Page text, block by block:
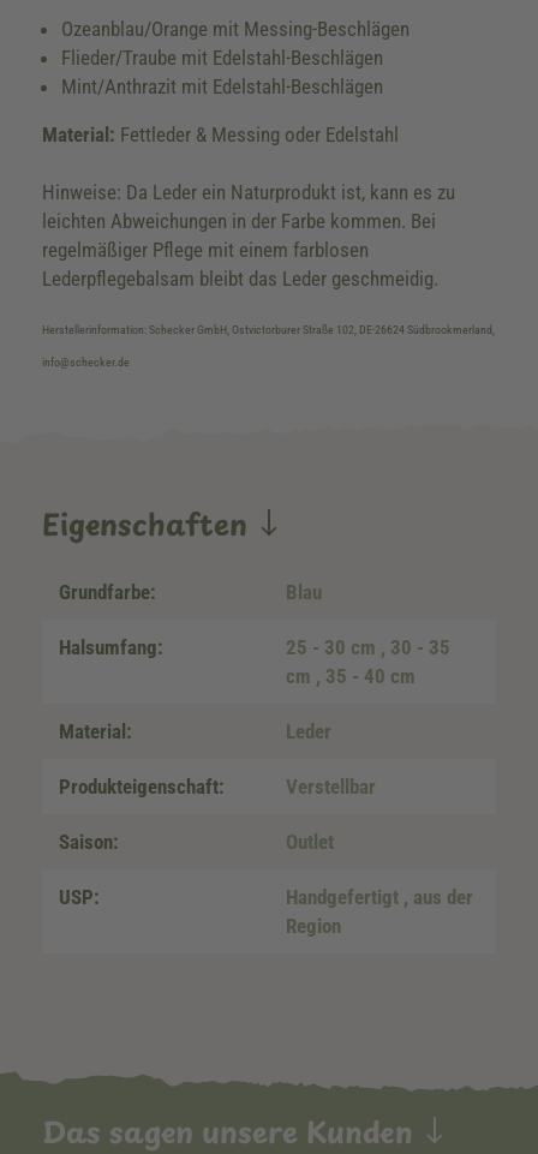
Ozeanblau/Orange mit Messing-Beschlägen
Flieder/Traube mit Edelstahl-Beschlägen
Mint/Anthrazit mit Edelstahl-Beschlägen
Material: Fettleder & Messing oder Edelstahl
Hinweise: Da Leder ein Naturprodukt ist, kann es zu
leichten Abweichungen in der Farbe kommen. Bei
regelmäßiger Pflege mit einem farblosen
Lederpflegebalsam bleibt das Leder geschmeidig.
Herstellerinformation: Schecker GmbH, Ostvictorburer Straße 102, DE-26624 Südbrookmerland,
info@schecker.de
Eigenschaften
Grundfarbe: Blau
Halsumfang: 25 - 30 cm , 30 - 35
cm , 35 - 40 cm
Material: Leder
Produkteigenschaft: Verstellbar
Saison: Outlet
USP: Handgefertigt , aus der
Region
Das sagen unsere Kunden